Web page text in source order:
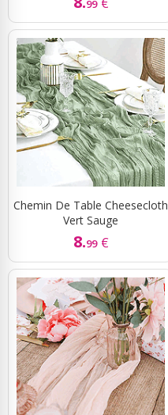
99
Chemin De Table Cheesecloth
Vert Sauge
8.99 €